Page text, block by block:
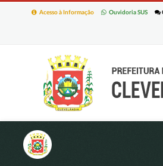
Ouvidoria SUS
Acesso à Informação